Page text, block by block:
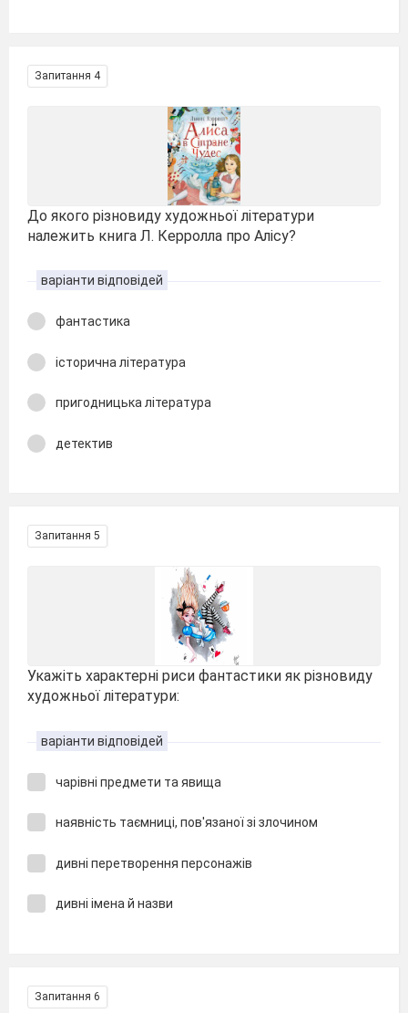
Запитання 4
До якого різновиду художньої літератури
належить книга Л. Керролла про Алісу?
варіанти відповідей
фантастика
історична література
пригодницька література
детектив
Запитання 5
Укажіть характерні риси фантастики як різновиду
художньої літератури:
варіанти відповідей
чарівні предмети та явища
наявність таємниці, пов'язаної зі злочином
дивні перетворення персонажів
дивні імена й назви
Запитання 6